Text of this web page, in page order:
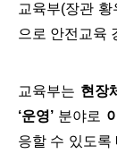
교육부(장관
으로 안전교육
교육부는 현장
‘운영’ 분야로
응할 수 있도록